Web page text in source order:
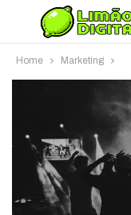
Home Marketing